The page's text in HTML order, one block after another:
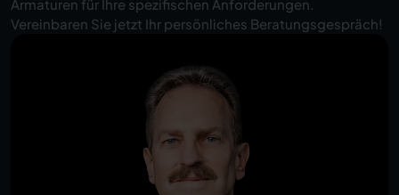
Armaturen für Ihre spezifischen Anforderungen.
Vereinbaren Sie jetzt Ihr persönliches Beratungsgespräch!